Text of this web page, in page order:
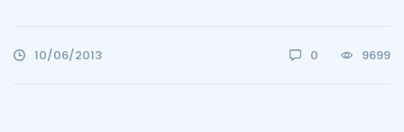
10/06/2013 0 9699